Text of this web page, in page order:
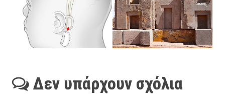
Δεν υπάρχουν σχόλια